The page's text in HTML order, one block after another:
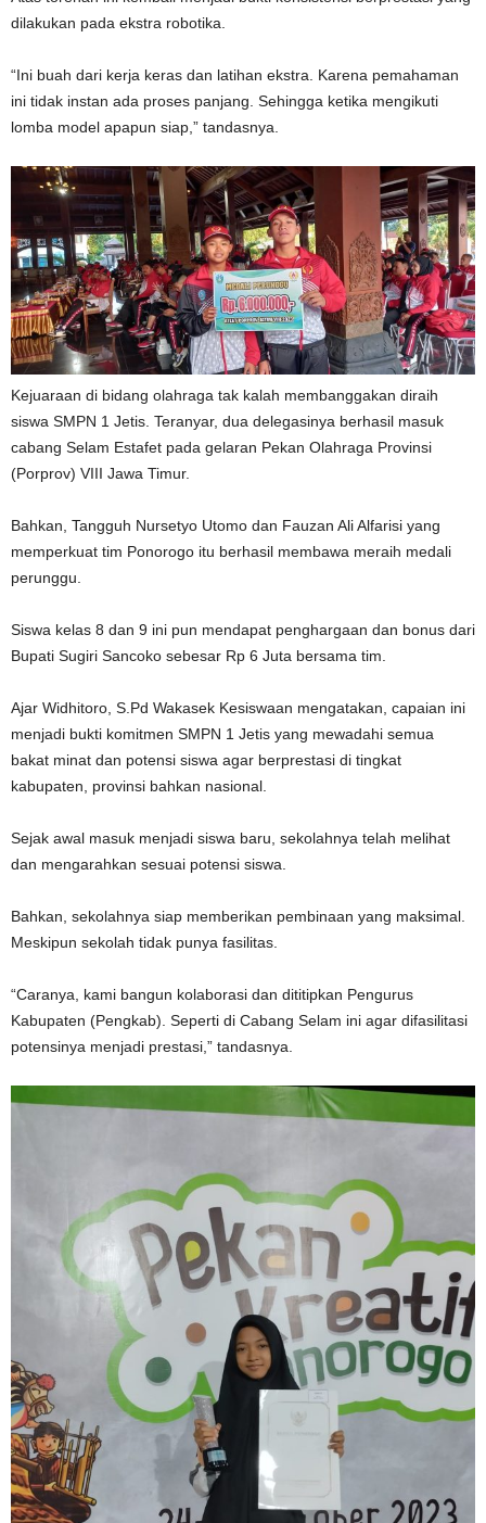
dilakukan pada ekstra robotika.
“Ini buah dari kerja keras dan latihan ekstra. Karena pemahaman
ini tidak instan ada proses panjang. Sehingga ketika mengikuti
lomba model apapun siap,” tandasnya.
Kejuaraan di bidang olahraga tak kalah membanggakan diraih
siswa SMPN 1 Jetis. Teranyar, dua delegasinya berhasil masuk
cabang Selam Estafet pada gelaran Pekan Olahraga Provinsi
(Porprov) VIII Jawa Timur.
Bahkan, Tangguh Nursetyo Utomo dan Fauzan Ali Alfarisi yang
memperkuat tim Ponorogo itu berhasil membawa meraih medali
perunggu.
Siswa kelas 8 dan 9 ini pun mendapat penghargaan dan bonus dari
Bupati Sugiri Sancoko sebesar Rp 6 Juta bersama tim.
Ajar Widhitoro, S.Pd Wakasek Kesiswaan mengatakan, capaian ini
menjadi bukti komitmen SMPN 1 Jetis yang mewadahi semua
bakat minat dan potensi siswa agar berprestasi di tingkat
kabupaten, provinsi bahkan nasional.
Sejak awal masuk menjadi siswa baru, sekolahnya telah melihat
dan mengarahkan sesuai potensi siswa.
Bahkan, sekolahnya siap memberikan pembinaan yang maksimal.
Meskipun sekolah tidak punya fasilitas.
“Caranya, kami bangun kolaborasi dan dititipkan Pengurus
Kabupaten (Pengkab). Seperti di Cabang Selam ini agar difasilitasi
potensinya menjadi prestasi,” tandasnya.